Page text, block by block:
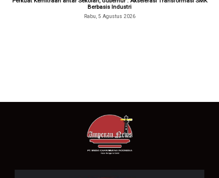
Berbasis Industri
Rabu, 5 Agustus 2026